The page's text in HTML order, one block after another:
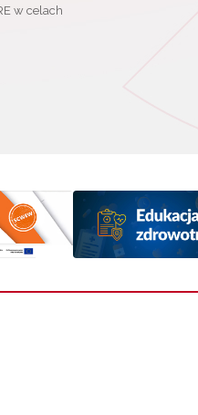
w celach